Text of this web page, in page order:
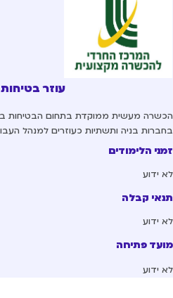
עוזר בטיחות
מעשית ממוקדת בתחום הבטיחות
בניה ותשתיות כעוזרים למנהל
הלימודים
ידוע
קבלה
ידוע
פתיחה
ידוע